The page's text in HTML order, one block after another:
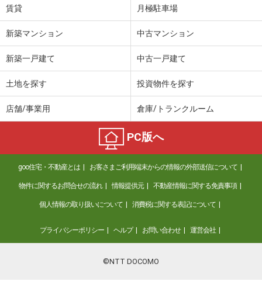
賃貸 月極駐車場
新築マンション 中古マンション
新築一戸建て 中古一戸建て
土地を探す 投資物件を探す
店舗/事業用 倉庫/トランクルーム
PC版へ
goo住宅・不動産とは お客さまご利用端末からの情報の外部送信について
物件に関するお問合せの流れ 情報提供元 不動産情報に関する免責事項
個人情報の取り扱いについて 消費税に関する表記について
プライバシーポリシー ヘルプ お問い合わせ 運営会社
©NTT DOCOMO